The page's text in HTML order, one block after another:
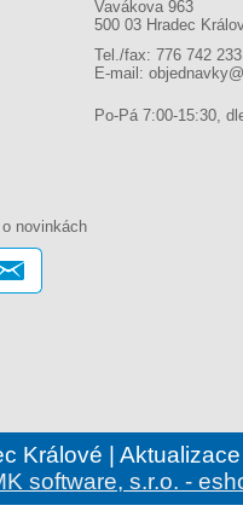
Vavákova 963
500 03 Hradec
Tel./fax: 776 742 233
E-mail:
Po-Pá 7:00-15:30,
novinkách
Králové |
software, s.r.o. -